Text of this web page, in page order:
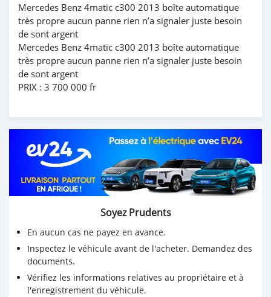
Mercedes Benz 4matic c300 2013 boîte automatique
très propre aucun panne rien n’a signaler juste besoin
de sont argent
Mercedes Benz 4matic c300 2013 boîte automatique
très propre aucun panne rien n’a signaler juste besoin
de sont argent
PRIX : 3 700 000 fr
Soyez Prudents
En aucun cas ne payez en avance.
Inspectez le véhicule avant de l'acheter. Demandez des
documents.
Vérifiez les informations relatives au propriétaire et à
l'enregistrement du véhicule.